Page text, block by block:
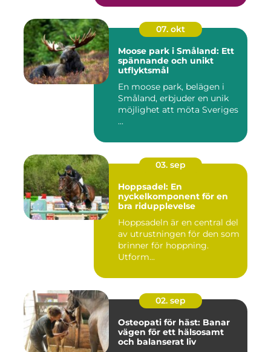
07. okt
Moose park i Småland: Ett
spännande och unikt
utflyktsmål
En moose park, belägen i
Småland, erbjuder en unik
möjlighet att möta Sveriges
...
03. sep
Hoppsadel: En
nyckelkomponent för en
bra ridupplevelse
Hoppsadeln är en central del
av utrustningen för den som
brinner för hoppning.
Utform...
02. sep
Osteopati för häst: Banar
vägen för ett hälsosamt
och balanserat liv